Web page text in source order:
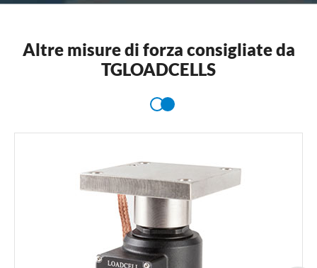
Altre misure di forza consigliate da
TGLOADCELLS